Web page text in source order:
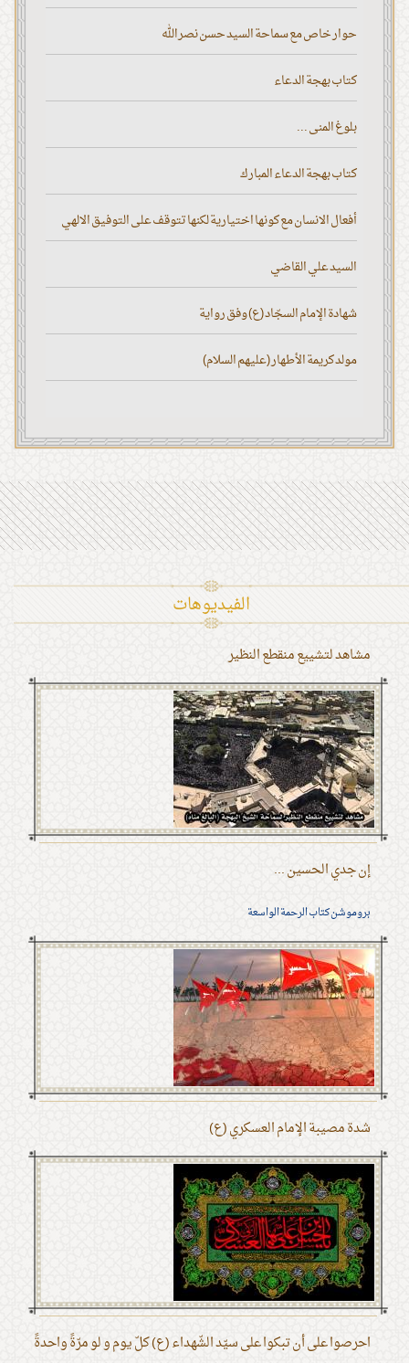
حوار خاص مع سماحة السيد حسن نصر الله
كتاب بهجة الدعاء
بلوغ المنى ...
كتاب بهجة الدعاء المبارك
أفعال الانسان مع كونها اختيارية لكنها تتوقف على التوفيق الالهي
السيد علي القاضي
شهادة الإمام السجّاد (ع) وفق رواية
مولد كريمة الأطهار (عليهم السلام)
الفیدیوهات
مشاهد لتشييع منقطع النظير
إن جدي الحسين ...
بروموشن كتاب الرحمة الواسعة
شدة مصيبة الإمام العسكري (ع)
احرصوا على أن تبكوا على سيّد الشّهداء (ع) كلّ يوم و لو مرّةً واحدةً